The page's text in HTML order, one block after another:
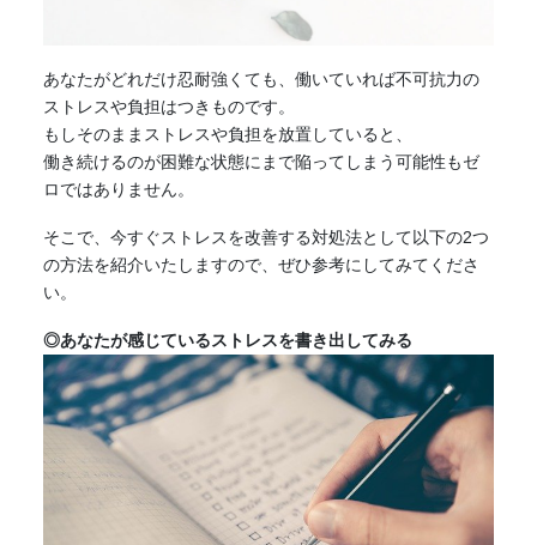
あなたがどれだけ忍耐強くても、働いていれば不可抗力の
ストレスや負担はつきものです。
もしそのままストレスや負担を放置していると、
働き続けるのが困難な状態にまで陥ってしまう可能性もゼ
ロではありません。
そこで、今すぐストレスを改善する対処法として以下の2つ
の方法を紹介いたしますので、ぜひ参考にしてみてくださ
い。
◎あなたが感じているストレスを書き出してみる